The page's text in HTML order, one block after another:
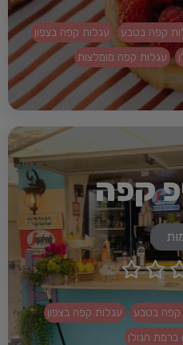
קפה בטבע
עגלות קפה בצפון
עגלות קפה מומלצות
קפה


קפה בטבע
עגלות קפה בצפון
הגולן